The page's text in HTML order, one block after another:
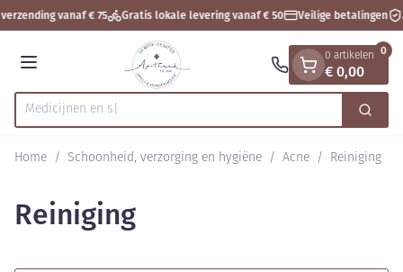
Ga naar de inhoud
1 van 1vanaf € 75 Gratis lokale levering vanaf € 50 Veilige betalingen
Menu
Product, merk, categorie... Zoek
0 artikelen
€ 0,00
0
Home / Schoonheid, verzorging en hygiëne / Acne / Reiniging
Reiniging